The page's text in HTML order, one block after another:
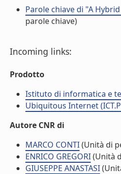
Parole chiave di "A
parole chiave)
Incoming links:
Prodotto
Istituto di informatica e
Ubiquitous Internet
Autore CNR di
MARCO CONTI(Unità di
ENRICO GREGORI(Unità
GIUSEPPE ANASTASI